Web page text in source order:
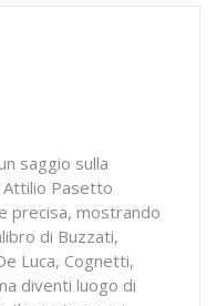
saggio sulla
Pasetto
precisa, mostrando
di Buzzati,
Luca, Cognetti,
diventi luogo di